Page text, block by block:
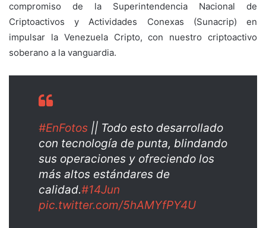
compromiso de la Superintendencia Nacional de
Criptoactivos y Actividades Conexas (Sunacrip) en
impulsar la Venezuela Cripto, con nuestro criptoactivo
soberano a la vanguardia.
#EnFotos || Todo esto desarrollado
con tecnología de punta, blindando
sus operaciones y ofreciendo los
más altos estándares de
calidad.#14Jun
pic.twitter.com/5hAMYfPY4U